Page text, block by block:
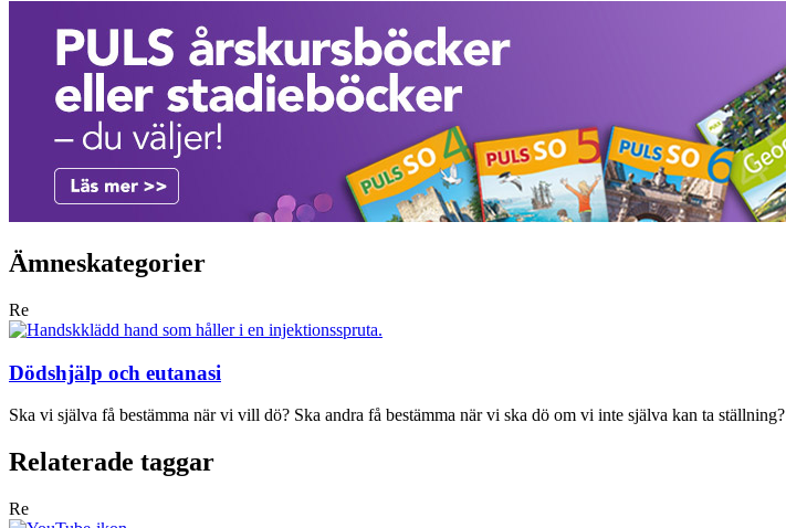
Ämneskategorier
Re
Dödshjälp och eutanasi
Ska vi själva få bestämma när vi vill dö? Ska andra få bestämma när vi ska dö om vi inte själva kan ta ställning?
Relaterade taggar
Re